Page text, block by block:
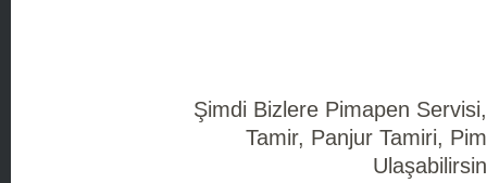
Şimdi Bizlere Pimapen
Tamir, Panjur Tamiri,